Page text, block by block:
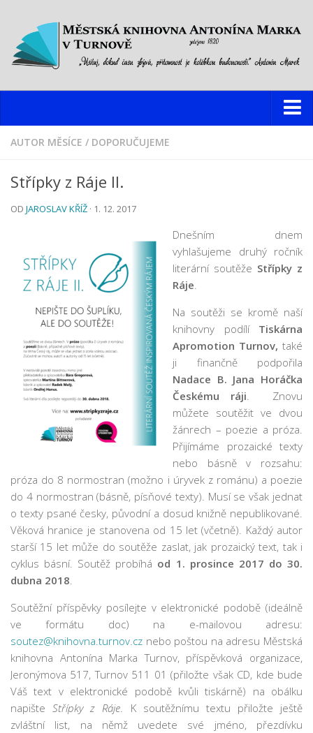
Knihovna
Oddělení pro dospělé
Oddělení pro děti a mládež
Dětský web
Multimediální studovna
Informační centrum pro mládež
Pobočky
Pobočka Malý Rohozec
Pobočka Turnov II
Pobočka Mašov
Půjčovní doba
Základní služby
Půjčování e-knih a čteček e-knih
Portál KNIHA Z KNIHOVNY
Kultura a vzdělávání
Služby handicapovaným
Pronájem prostor
Knihovní řád a ceník
Lidé
Fotogalerie
Dokumenty
Historie
Knihobudky
Pohádkovníky
AUTOR MĚSÍCE / DOPORUČUJEME
Střípky z Ráje II.
OD JAROSLAV KŘÍŽ · 1. 12. 2017
Dnešním dnem
vyhlašujeme druhý ročník
literární soutěže Střípky z
Ráje
Na soutěži se kromě naší
knihovny podílí Tiskárna
Apromotion Turnov, také
ji finančně podpořila
Nadace B. Jana Horáčka
Českému ráji . Znovu
můžete soutěžit ve dvou
žánrech – poezie a próza.
Přijímáme prozaické texty
nebo básně v rozsahu:
próza do 8 normostran (možno i úryvek z románu) a poezie
do 4 normostran (básně, písňové texty). Musí se však jednat
o texty psané česky, původní a dosud knižně nepublikované.
Věková hranice je stanovena od 15 let (včetně). Každý autor
starší 15 let může do soutěže zaslat, jak prozaický text, tak i
cyklus básní. Soutěž probíhá od 1. prosince 2017 do 30.
dubna 2018
Soutěžní příspěvky posílejte v elektronické podobě (ideálně
ve formátu doc) na e-mailovou adresu:
soutez@knihovna.turnov.cz nebo poštou na adresu Městská
knihovna Antonína Marka Turnov, příspěvková organizace,
Jeronýmova 517, Turnov 511 01 (přiložte však CD, kde bude
Váš text v elektronické podobě kvůli tiskárně) na obálku
napište Střípky z Ráje . K soutěžnímu textu přiložte ještě
zvláštní list, na němž uvedete své jméno, přezdívku